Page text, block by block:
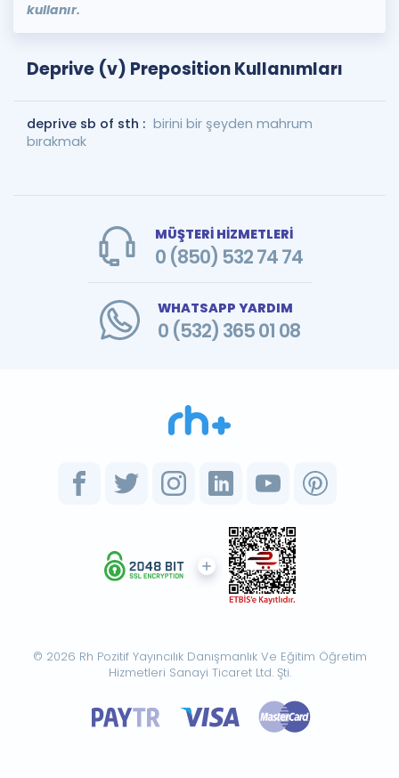
kullanır.
Deprive (v) Preposition Kullanımları
deprive sb of sth : birini bir şeyden mahrum
bırakmak
MÜŞTERİ HİZMETLERİ
0 (850) 532 74 74
WHATSAPP YARDIM
0 (532) 365 01 08
© 2026 Rh Pozitif Yayıncılık Danışmanlık Ve Eğitim Öğretim
Hizmetleri Sanayi Ticaret Ltd. Şti.